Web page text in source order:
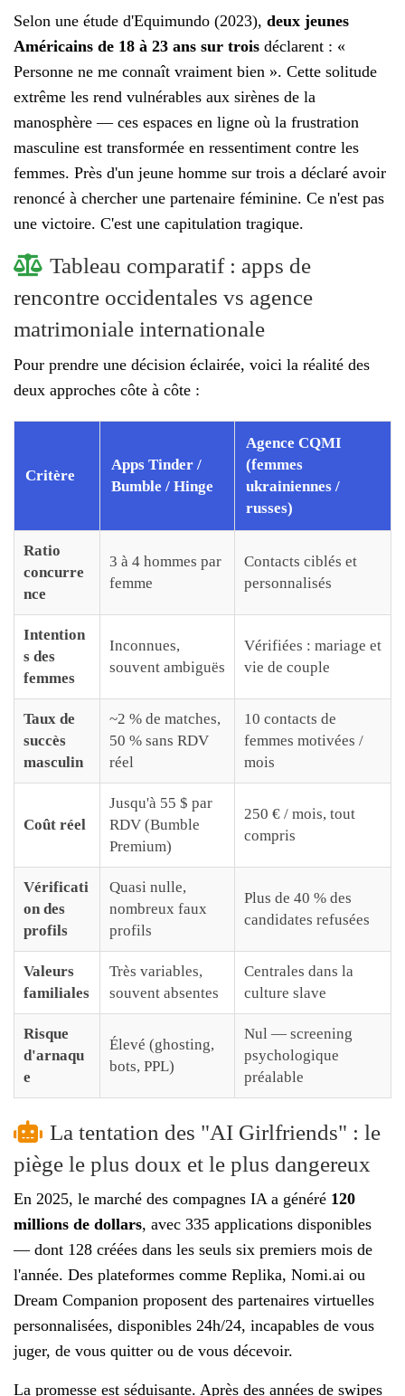
Selon une étude d'Equimundo (2023), deux jeunes
Américains de 18 à 23 ans sur trois déclarent : «
Personne ne me connaît vraiment bien ». Cette solitude
extrême les rend vulnérables aux sirènes de la
manosphère — ces espaces en ligne où la frustration
masculine est transformée en ressentiment contre les
femmes. Près d'un jeune homme sur trois a déclaré avoir
renoncé à chercher une partenaire féminine. Ce n'est pas
une victoire. C'est une capitulation tragique.
Tableau comparatif : apps de
rencontre occidentales vs agence
matrimoniale internationale
Pour prendre une décision éclairée, voici la réalité des
deux approches côte à côte :
Critère
Apps Tinder /
Bumble / Hinge
Agence CQMI
(femmes
ukrainiennes /
russes)
Ratio
concurre
nce
3 à 4 hommes par
femme
Contacts ciblés et
personnalisés
Intention
s des
femmes
Inconnues,
souvent ambiguës
Vérifiées : mariage et
vie de couple
Taux de
succès
masculin
~2 % de matches,
50 % sans RDV
réel
10 contacts de
femmes motivées /
mois
Coût réel
Jusqu'à 55 $ par
RDV (Bumble
Premium)
250 € / mois, tout
compris
Vérificati
on des
profils
Quasi nulle,
nombreux faux
profils
Plus de 40 % des
candidates refusées
Valeurs
familiales
Très variables,
souvent absentes
Centrales dans la
culture slave
Risque
d'arnaqu
e
Élevé (ghosting,
bots, PPL)
Nul — screening
psychologique
préalable
La tentation des "AI Girlfriends" : le
piège le plus doux et le plus dangereux
En 2025, le marché des compagnes IA a généré 120
millions de dollars, avec 335 applications disponibles
— dont 128 créées dans les seuls six premiers mois de
l'année. Des plateformes comme Replika, Nomi.ai ou
Dream Companion proposent des partenaires virtuelles
personnalisées, disponibles 24h/24, incapables de vous
juger, de vous quitter ou de vous décevoir.
La promesse est séduisante. Après des années de swipes